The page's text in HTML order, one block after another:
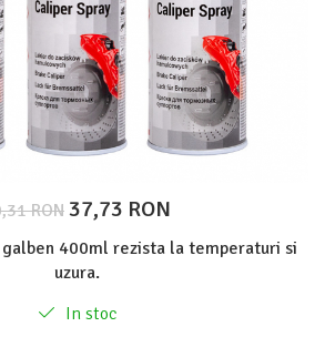
RON 37,73 RON
400ml rezista la temperaturi si
uzura.
In stoc